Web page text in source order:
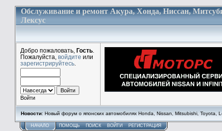
Обслуживание и ремонт Акура, Хонда, Ниссан,
Лексус
Добро пожаловать, Гость
Пожалуйста, войдите или
зарегистрируйтесь
Войти
Новости: Новый форум о японских автомобилях Honda, Nissan, Mitsubishi, Toyota,
НАЧАЛО ПОМОЩЬ ПОИСК ВОЙТИ РЕГИСТРАЦИЯ